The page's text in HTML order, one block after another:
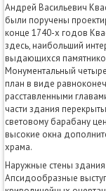
Андрей Васильевич
были поручены
конце 1740-х годов
здесь, наибольший
выдающихся
Монументальный
план в виде
расставленными
части здания
световому барабану
высокие окна
храма.
Наружные стены
Апсидообразные